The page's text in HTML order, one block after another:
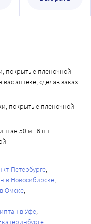
покрытые пленочной
аптеке, сделав заказ
покрытые пленочной
50 мг 6 шт.
Петербурге
в Новосибирске
Омске
в Уфе